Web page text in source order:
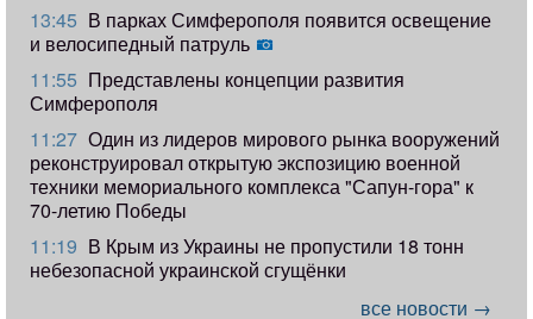
13:45 В парках Симферополя появится освещение
и велосипедный патруль
11:55 Представлены концепции развития
Симферополя
11:27 Один из лидеров мирового рынка вооружений
реконструировал открытую экспозицию военной
техники мемориального комплекса "Сапун-гора" к
70-летию Победы
11:19 ​В Крым из Украины не пропустили 18 тонн
небезопасной украинской сгущёнки
все новости →